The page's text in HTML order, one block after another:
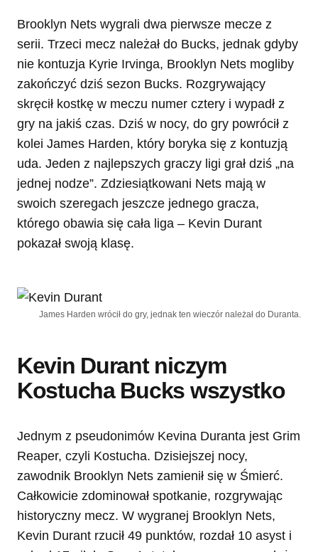
Brooklyn Nets wygrali dwa pierwsze mecze z
serii. Trzeci mecz należał do Bucks, jednak gdyby
nie kontuzja Kyrie Irvinga, Brooklyn Nets mogliby
zakończyć dziś sezon Bucks. Rozgrywający
skręcił kostkę w meczu numer cztery i wypadł z
gry na jakiś czas. Dziś w nocy, do gry powrócił z
kolei James Harden, który boryka się z kontuzją
uda. Jeden z najlepszych graczy ligi grał dziś „na
jednej nodze”. Zdziesiątkowani Nets mają w
swoich szeregach jeszcze jednego gracza,
którego obawia się cała liga – Kevin Durant
pokazał swoją klasę.
James Harden wrócił do gry, jednak ten wieczór należał do Duranta.
Kevin Durant niczym
Kostucha Bucks wszystko
Jednym z pseudonimów Kevina Duranta jest Grim
Reaper, czyli Kostucha. Dzisiejszej nocy,
zawodnik Brooklyn Nets zamienił się w Śmierć.
Całkowicie zdominował spotkanie, rozgrywając
historyczny mecz. W wygranej Brooklyn Nets,
Kevin Durant rzucił 49 punktów, rozdał 10 asyst i